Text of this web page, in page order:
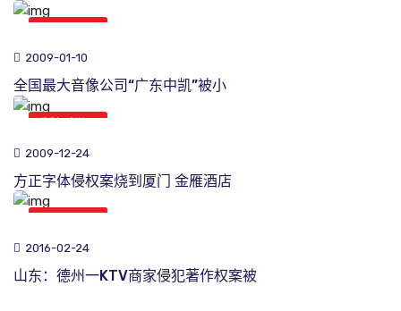
2009-01-10
全国最大音像公司“广东中凯”被小
2009-12-24
方正字体侵权案烧到厦门 金雁酒店
2016-02-24
山东：德州一KTV商家侵犯著作权案被